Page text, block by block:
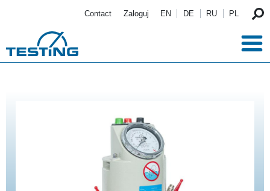
Contact Zaloguj EN DE RU PL